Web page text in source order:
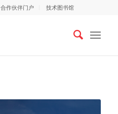
合作伙伴门户 技术图书馆